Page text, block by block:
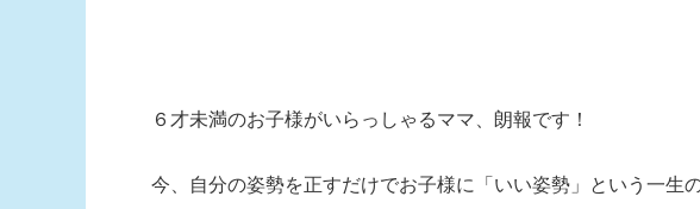
６才未満のお子様がいらっしゃるママ、朗報です！
今、自分の姿勢を正すだけでお子様に「いい姿勢」という一生